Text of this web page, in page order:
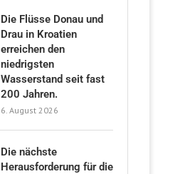
Die Flüsse Donau und
Drau in Kroatien
erreichen den
niedrigsten
Wasserstand seit fast
200 Jahren.
6. August 2026
Die nächste
Herausforderung für die